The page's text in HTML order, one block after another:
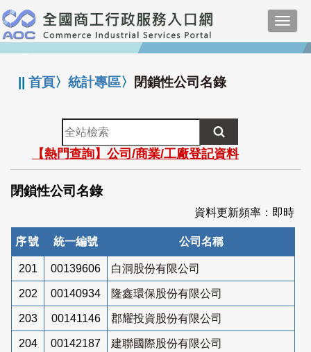
跳
到
主
要
:::
||首頁〉統計專區〉 閉鎖性公司名錄
全
站
檢
索
【熱門查詢】公司/商業/工廠登記資料
閉鎖性公司名錄
資料更新頻率：即時
序號 統一編號 公司名稱
201 00139606 白洞股份有限公司
202 00140934 隆鑫環保股份有限公司
203 00141146 郡耀投資股份有限公司
204 00142187 建聯國際股份有限公司